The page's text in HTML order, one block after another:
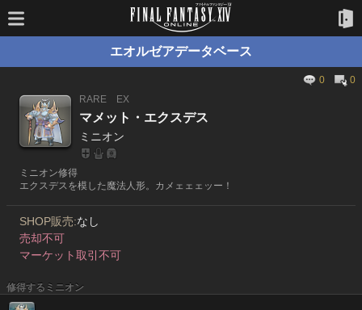
エオルゼアデータベース
0
0
RARE
EX
マメット・エクスデス
ミニオン
ミニオン修得
エクスデスを模した魔法人形。カメェェェッー！
SHOP販売:なし
売却不可
マーケット取引不可
修得するミニオン